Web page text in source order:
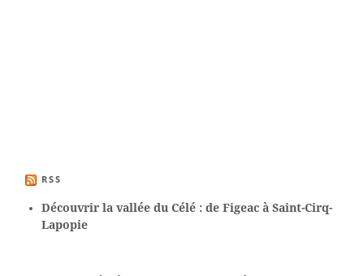
RSS
Découvrir la vallée du Célé : de Figeac à Saint-Cirq-
Lapopie